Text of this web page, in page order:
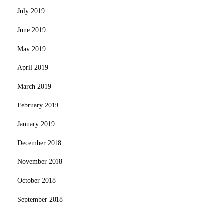
July 2019
June 2019
May 2019
April 2019
March 2019
February 2019
January 2019
December 2018
November 2018
October 2018
September 2018